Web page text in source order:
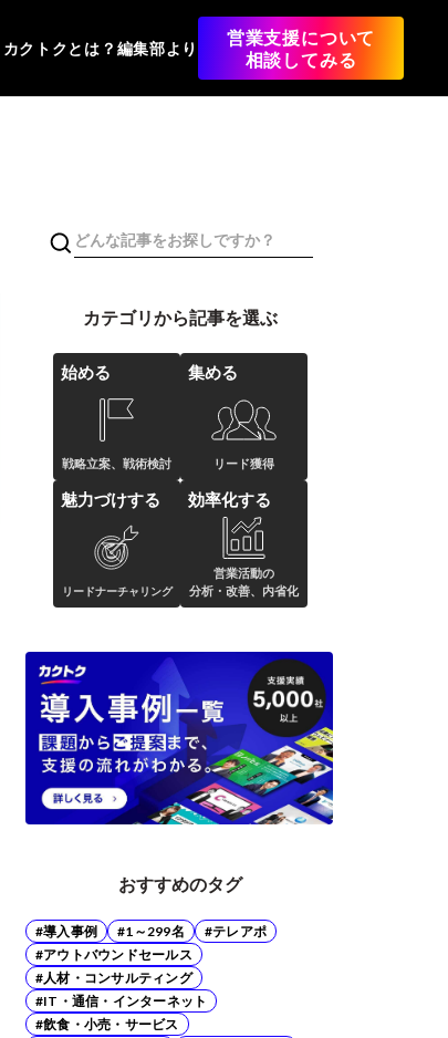
カクトクとは？ 編集部より
営業支援について
相談してみる
カテゴリから記事を選ぶ
始める
戦略立案、戦術検討
集める
リード獲得
魅力づけする
リードナーチャリング
効率化する
営業活動の
分析・改善、内省化
おすすめのタグ
#導入事例 #1～299名
#テレアポ
#アウトバウンドセールス
#人材・コンサルティング
#IT・通信・インターネット
#飲食・小売・サービス